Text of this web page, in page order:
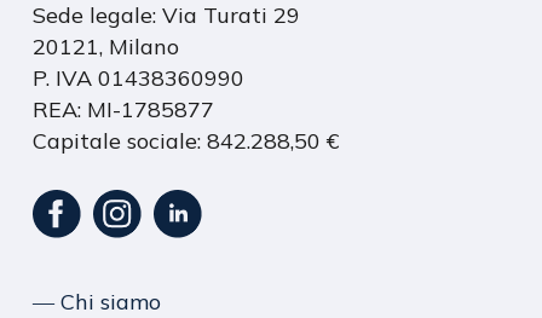
Sede legale: Via Turati 29
20121, Milano
P. IVA 01438360990
REA: MI-1785877
Capitale sociale: 842.288,50 €
― Chi siamo